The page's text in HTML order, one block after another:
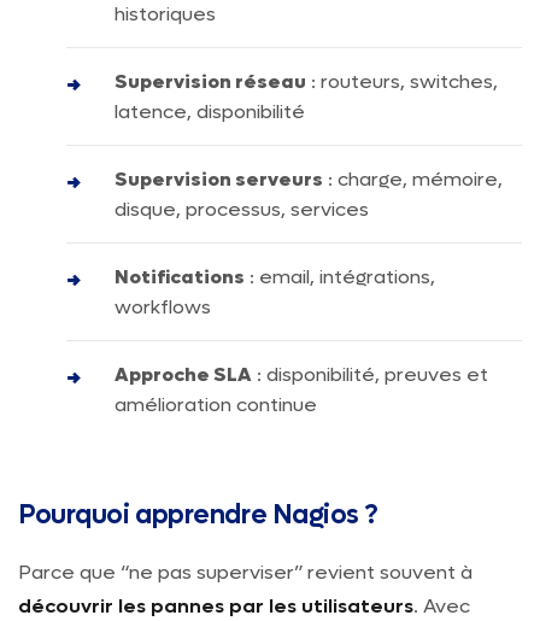
historiques
Supervision réseau : routeurs, switches,
latence, disponibilité
Supervision serveurs : charge, mémoire,
disque, processus, services
Notifications : email, intégrations,
workflows
Approche SLA : disponibilité, preuves et
amélioration continue
Pourquoi apprendre Nagios ?
Parce que “ne pas superviser” revient souvent à
découvrir les pannes par les utilisateurs. Avec